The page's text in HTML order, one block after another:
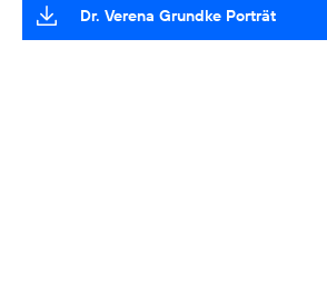
Dr. Verena Grundke Porträt